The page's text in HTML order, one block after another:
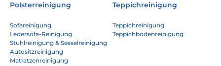
Polsterreinigung
Sofareinigung
Ledersofa-Reinigung
Stuhlreinigung & Sesselreinigung
Autositzreinigung
Matratzenreinigung
Teppichreinigung
Teppichreinigung
Teppichbodenreinigung